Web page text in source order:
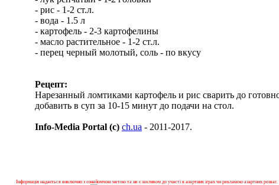
- рис - 1-2 ст.л.
- вода - 1.5 л
- картофель - 2-3 картофелины
- масло растительное - 1-2 ст.л.
- перец черный молотый, соль - по вкусу
Рецепт:
Нарезанный ломтиками картофель и рис сварить до
добавить в суп за 10-15 минут до подачи на стол.
Info-Media Portal (c) ch.ua - 2011-2017.
Інформація надається виключно з ознайомчою метою та не є закликом до участі в азартних іграх чи рекламою азартних розваг.